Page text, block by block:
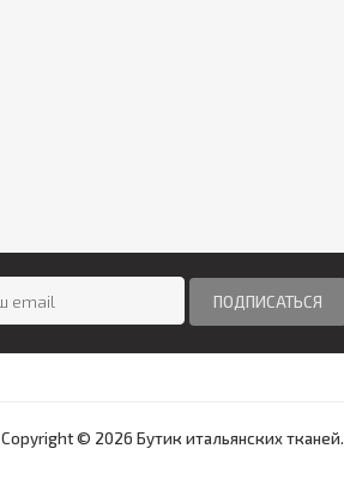
Copyright © 2026 Бутик итальянских тканей.